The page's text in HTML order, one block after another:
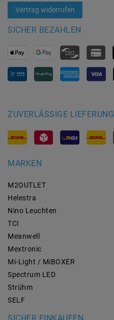
Vertrag widerrufen
SICHER BEZAHLEN
ZUVERLÄSSIGE LIEFERUNG
MARKEN
M2OUTLET
Helestra
Nino Leuchten
TCI
Meanwell
Mextronic
Mi-Light / MiBOXER
Spectrum LED
Strühm
SELF